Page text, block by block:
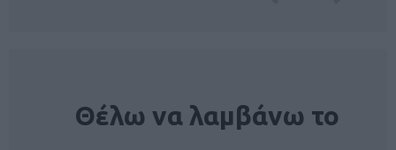
Θέλω να λαμβάνω το